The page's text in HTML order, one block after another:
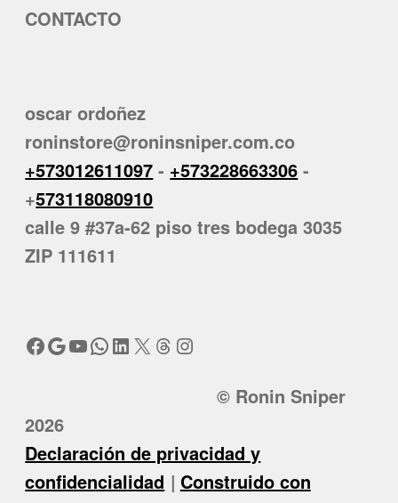
CONTACTO
oscar ordoñez
roninstore@roninsniper.com.co
+573012611097 - +573228663306 -
+573118080910
calle 9 #37a-62 piso tres bodega 3035
ZIP 111611
Facebook
Google
YouTube
WhatsApp
LinkedIn
X Threads
Instagram
© Ronin Sniper
2026
Declaración de privacidad y
confidencialidad
Construido con